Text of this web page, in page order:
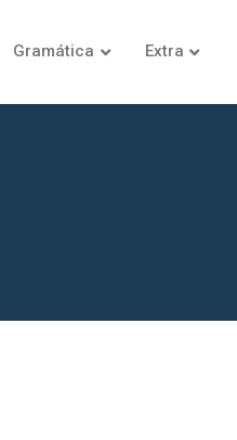
Gramática Extra